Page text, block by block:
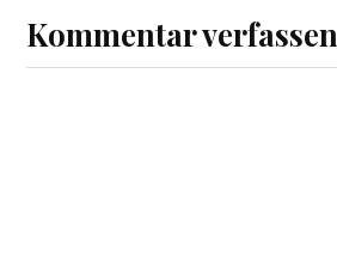
Kommentar verfassen